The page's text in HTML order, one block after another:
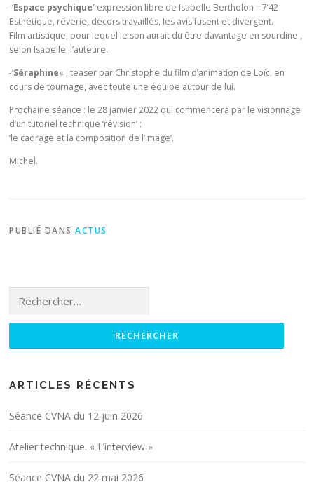
-‘Espace psychique’ expression libre de Isabelle Bertholon – 7’42
Esthétique, rêverie, décors travaillés, les avis fusent et divergent.
Film artistique, pour lequel le son aurait du être davantage en sourdine ,
selon Isabelle ,l’auteure.
-‘Séraphine« , teaser par Christophe du film d’animation de Loïc, en
cours de tournage, avec toute une équipe autour de lui.
Prochaine séance : le 28 janvier 2022 qui commencera par le visionnage
d’un tutoriel technique ‘révision’ :
‘le cadrage et la composition de l’image’.
Michel.
PUBLIÉ DANSACTUS
ARTICLES RÉCENTS
Séance CVNA du 12 juin 2026
Atelier technique. « L’interview »
Séance CVNA du 22 mai 2026